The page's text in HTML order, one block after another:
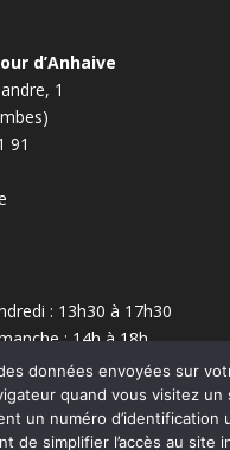
d’Anhaive
1
91
: 13h30 à 17h30
: 14h à 18h
: entre 30 minutes et 1 h
fermé le
données envoyées sur
quand vous visitez un
un numéro d’identification
de simplifier l’accès au site